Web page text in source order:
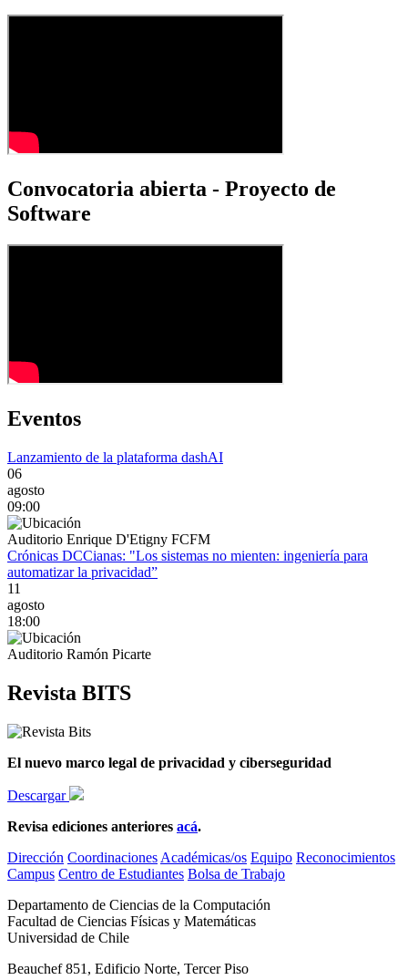
Convocatoria abierta - Proyecto de
Software
Eventos
Lanzamiento de la plataforma dashAI
06
agosto
09:00
Auditorio Enrique D'Etigny FCFM
Crónicas DCCianas: "Los sistemas no mienten: ingeniería para
automatizar la privacidad”
11
agosto
18:00
Auditorio Ramón Picarte
Revista BITS
El nuevo marco legal de privacidad y ciberseguridad
Descargar
Revisa ediciones anteriores acá.
Dirección Coordinaciones Académicas/os Equipo Reconocimientos
Campus Centro de Estudiantes Bolsa de Trabajo
Departamento de Ciencias de la Computación
Facultad de Ciencias Físicas y Matemáticas
Universidad de Chile
Beauchef 851, Edificio Norte, Tercer Piso